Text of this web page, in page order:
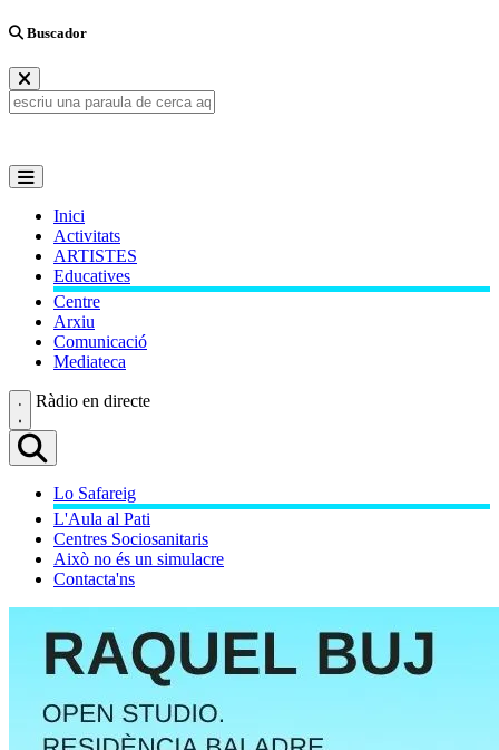
Buscador
Inici
Activitats
ARTISTES
Educatives
Centre
Arxiu
Comunicació
Mediateca
Ràdio en directe
Lo Safareig
L'Aula al Pati
Centres Sociosanitaris
Això no és un simulacre
Contacta'ns